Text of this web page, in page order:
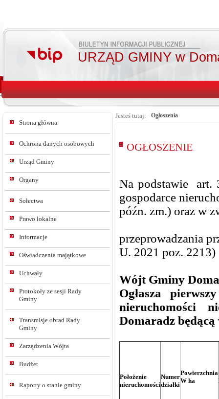
URZĄD GMINY w
Strona główna
Ochrona danych osobowych
Urząd Gminy
Organy
Sołectwa
Prawo lokalne
Informacje
Oświadczenia majątkowe
Uchwały
Protokoły ze sesji Rady
Gminy
Transmisje obrad Rady
Gminy
Zarządzenia Wójta
Budżet
Raporty o stanie gminy
Jesteś tutaj: Ogłoszenia
OGŁOSZENIE
Na podstawie art.
gospodarce
późn. zm.) oraz w
przeprowadzania
U. 2021 poz. 2213)
Wójt Gminy
Ogłasza
nieruchomości
Domaradz
Położenie
nieruchomości
Numer
działki
Powierzchnia
W ha